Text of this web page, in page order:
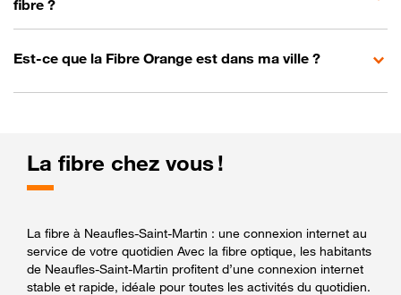
fibre ?
Est-ce que la Fibre Orange est dans ma ville ?
La fibre chez vous !
La fibre à Neaufles-Saint-Martin : une connexion internet au
service de votre quotidien Avec la fibre optique, les habitants
de Neaufles-Saint-Martin profitent d’une connexion internet
stable et rapide, idéale pour toutes les activités du quotidien.